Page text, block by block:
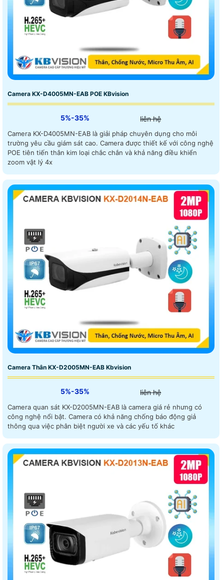
Camera KX-D4005MN-EAB POE KBvision
5%-35% liên hệ
Camera KX-D4005MN-EAB là giải pháp chuyên dụng cho môi
trường yêu cầu giám sát cao. Camera được thiết kế với công nghệ
POE tiên tiến thân kim loại chắc chắn và khả năng điều khiển
zoom vật lý 4x
Camera Thân KX-D2005MN-EAB Kbvision
5%-35% liên hệ
Camera quan sát KX-D2005MN-EAB là camera giá rẻ nhưng có
công nghệ nổi bật. Camera có khả năng chống báo động giả
thông qua việc phân biệt người xe và các yếu tố khác